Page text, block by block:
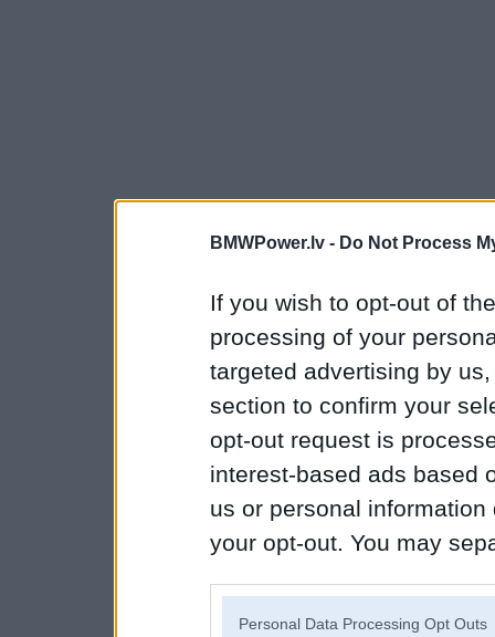
BMWPower.lv - Do Not Process
If you wish to opt-out of
processing of your
targeted advertising by
section to confirm your
opt-out request is
interest-based ads based
us or personal
your opt-out. You may
Personal Data Processing Opt Outs